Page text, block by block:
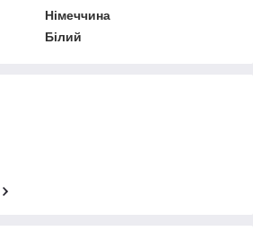
Німеччина
Білий